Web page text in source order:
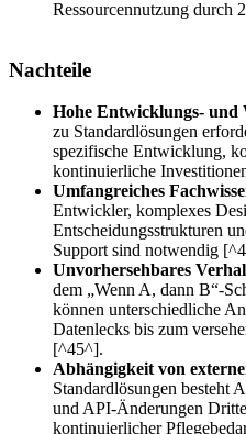
Ressourcennutzung durch
Nachteile
Hohe Entwicklungs- und
zu Standardlösungen
spezifische Entwicklung,
kontinuierliche
Umfangreiches
Entwickler, komplexes
Entscheidungsstrukturen
Support sind notwendig
Unvorhersehbares
dem „Wenn A, dann B“-
können unterschiedliche
Datenlecks bis zum
[^45^].
Abhängigkeit von
Standardlösungen besteht
und API-Änderungen
kontinuierlicher